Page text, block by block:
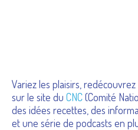
Variez les plaisirs,
sur le site du CNC(Comité
des idées recettes, des
et une série de podcasts en